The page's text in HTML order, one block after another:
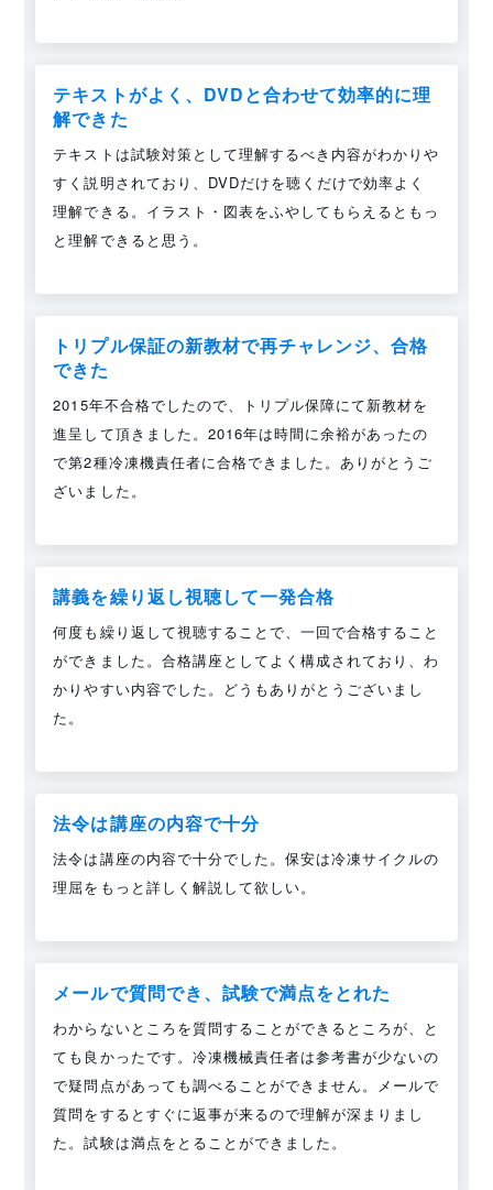
テキストがよく、DVDと合わせて効率的に理
解できた
テキストは試験対策として理解するべき内容がわかりや
すく説明されており、DVDだけを聴くだけで効率よく
理解できる。イラスト・図表をふやしてもらえるともっ
と理解できると思う。
トリプル保証の新教材で再チャレンジ、合格
できた
2015年不合格でしたので、トリプル保障にて新教材を
進呈して頂きました。2016年は時間に余裕があったの
で第2種冷凍機責任者に合格できました。ありがとうご
ざいました。
講義を繰り返し視聴して一発合格
何度も繰り返して視聴することで、一回で合格すること
ができました。合格講座としてよく構成されており、わ
かりやすい内容でした。どうもありがとうございまし
た。
法令は講座の内容で十分
法令は講座の内容で十分でした。保安は冷凍サイクルの
理屈をもっと詳しく解説して欲しい。
メールで質問でき、試験で満点をとれた
わからないところを質問することができるところが、と
ても良かったです。冷凍機械責任者は参考書が少ないの
で疑問点があっても調べることができません。メールで
質問をするとすぐに返事が来るので理解が深まりまし
た。試験は満点をとることができました。